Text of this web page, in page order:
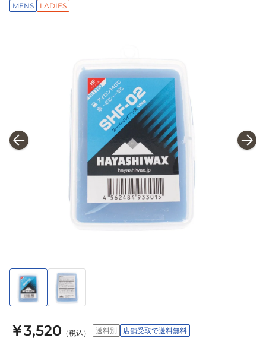
MENS LADIES
￥3,520 （税込） 送料別 店舗受取で送料無料